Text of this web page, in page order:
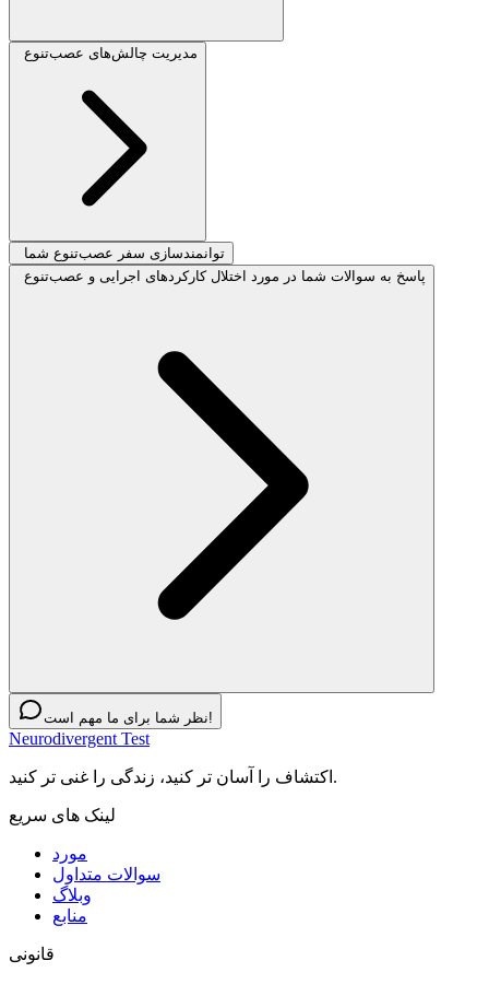
مدیریت چالش‌های عصب‌تنوع
توانمندسازی سفر عصب‌تنوع شما
پاسخ به سوالات شما در مورد اختلال کارکردهای اجرایی و عصب‌تنوع
نظر شما برای ما مهم است!
Neurodivergent Test
اکتشاف را آسان تر کنید، زندگی را غنی تر کنید.
لینک های سریع
مورد
سوالات متداول
وبلاگ
منابع
قانونی